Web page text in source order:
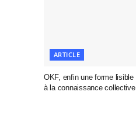
ARTICLE
OKF, enfin une forme lisible
à la connaissance collective